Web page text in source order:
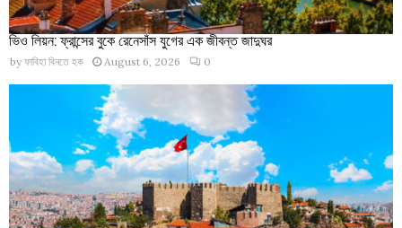
ভিও লিয়ন: ফ্রান্সের বুকে রেনেসাঁস যুগের এক জীবন্ত জাদুঘর
by ফাবিহা বিনতে হক August 6, 2026 0